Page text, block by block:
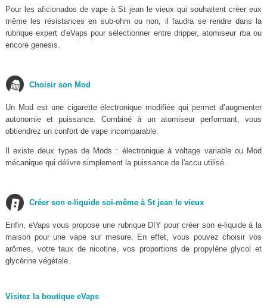
Pour les aficionados de vape à St jean le vieux qui souhaitent créer eux
même les résistances en sub-ohm ou non, il faudra se rendre dans la
rubrique expert d'eVaps pour sélectionner entre dripper, atomiseur rba ou
encore genesis.
Choisir son Mod
Un Mod est une cigarette électronique modifiée qui permet d’augmenter
autonomie et puissance. Combiné à un atomiseur performant, vous
obtiendrez un confort de vape incomparable.
Il existe deux types de Mods : électronique à voltage variable ou Mod
mécanique qui délivre simplement la puissance de l'accu utilisé.
Créer son e-liquide soi-même à St jean le vieux
Enfin, eVaps vous propose une rubrique DIY pour créer son e-liquide à la
maison pour une vape sur mesure. En effet, vous pouvez choisir vos
arômes, votre taux de nicotine, vos proportions de propylène glycol et
glycérine végétale.
Visitez la boutique eVaps